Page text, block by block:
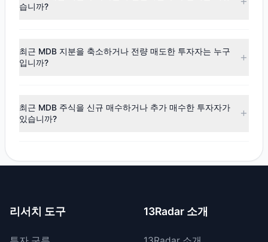
니다. 최신 공시 데이터에 따르면, 총 9명의 투자 대가가 이 주
습니까?
(순매수) 로 나타났습니다. 해당 분기 동안 $7,093.62만의 자
금이 순유입되었으며, 6명의 투자 대가가 비중을 확대했고, 5
최근 MDB 지분을 축소하거나 전량 매도한 투자자는 누구
입니까?
1명은 MDB 지분을 전량 매도했습니다. 총 매도 금액은 약
$1.62억입니다.
최근 MDB 주식을 신규 매수하거나 추가 매수한 투자자가
있습니까?
수했으며, 3명은 기존 보유량을 늘렸습니다. 총 매수 금액은
리서치 도구 13Radar 소개